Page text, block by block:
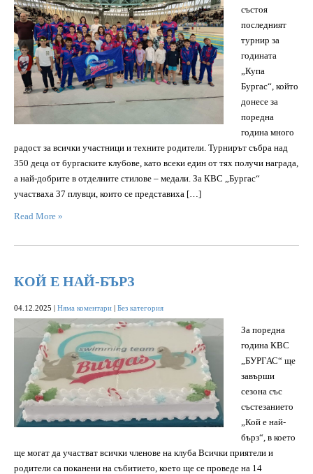
състоя
последният
турнир за
годината
„Купа
Бургас“, който
донесе за
поредна
година много
радост за всички участници и техните родители. Турнирът събра над
350 деца от бургаските клубове, като всеки един от тях получи награда,
а най-добрите в отделните стилове – медали. За КВС „Бургас“
участваха 37 плувци, които се представиха […]
Read More »
КОЙ Е НАЙ-БЪРЗ
04.12.2025 | Няма коментари | Без категория
За поредна
година КВС
„БУРГАС“ ще
завърши
сезона със
състезанието
„Кой е най-
бърз“, в което
ще могат да участват всички членове на клуба Всички приятели и
родители са поканени на събитието, което ще се проведе на 14